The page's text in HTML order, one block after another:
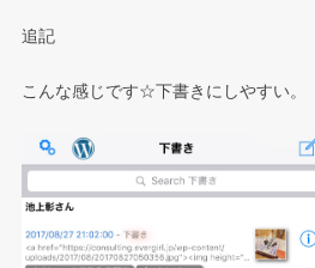
追記
こんな感じです☆下書きにしやすい。